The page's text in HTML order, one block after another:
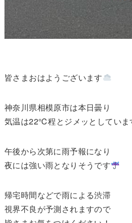
皆さまおはようございます
神奈川県相模原市は本日曇り
気温は22℃程とジメッとしていま
午後から次第に雨予報になり
夜には強い雨となりそうです
帰宅時間などで雨による渋滞
視界不良が予測されますので